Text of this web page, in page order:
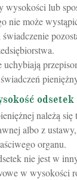
wysokości lub
nie może
uchybiają
odsetek
należą
albo z
organu.
nie jest w
w wysokości